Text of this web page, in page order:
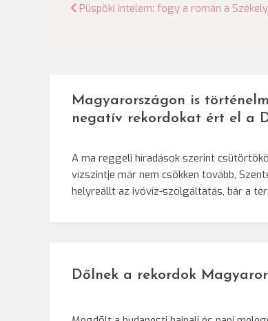
Bejegyzés
Püspöki intelem: fogy a román a
Magyarországon is
negatív rekordokat ért el a
A ma reggeli híradások szerint
vízszintje már nem csökken tovább,
helyreállt az ivóvíz-szolgáltatás, bár a
Dőlnek a rekordok